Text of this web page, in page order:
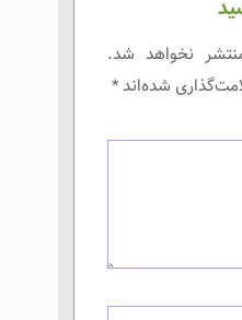
نخواهد شد.
شده‌اند*